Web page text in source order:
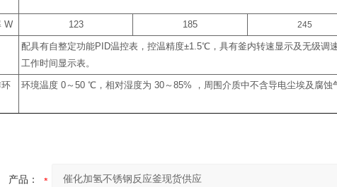
W 123 185 245
配具有自整定功能PID温控表，控温精度±1.5℃ ，具有釜内转速显示及无级调
工作时间显示表。
环境温度 0～50℃ ，相对湿度为 30～85% ，周围介质中不含导电尘埃及腐蚀
产品：